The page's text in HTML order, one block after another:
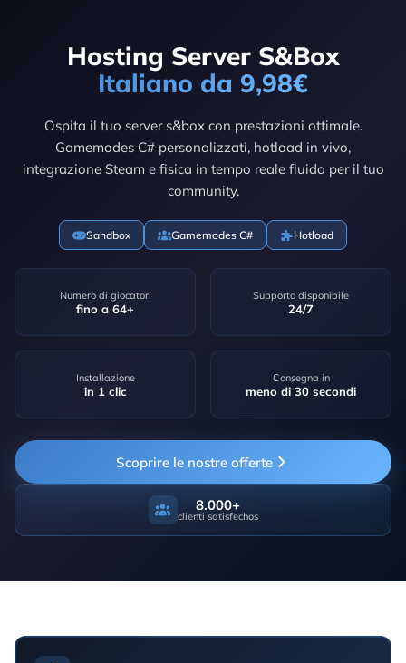
Hosting Server S&Box
Italiano da 9,98€
Ospita il tuo server s&box con prestazioni ottimale.
Gamemodes C# personalizzati, hotload in vivo,
integrazione Steam e fisica in tempo reale fluida per il tuo
community.
Sandbox Gamemodes C# Hotload
Numero di giocatori
fino a 64+
Supporto disponibile
24/7
Installazione
in 1 clic
Consegna in
meno di 30 secondi
Scoprire le nostre offerte
8.000+
clienti satisfechos